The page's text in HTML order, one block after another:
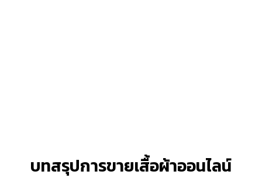
บทสรุปการขายเสื้อผ้าออนไลน์